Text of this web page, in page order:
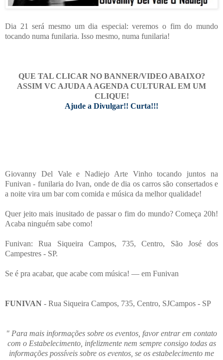
Dia 21 será mesmo um dia especial: veremos o fim do mundo
tocando numa funilaria. Isso mesmo, numa funilaria!
QUE TAL CLICAR NO BANNER/VIDEO ABAIXO?
ASSIM VC AJUDA A AGENDA CULTURAL EM UM
CLIQUE!
Ajude a Divulgar!! Curta!!!
Giovanny Del Vale e Nadiejo Arte Vinho tocando juntos na
Funivan - funilaria do Ivan, onde de dia os carros são consertados e
a noite vira um bar com comida e música da melhor qualidade!
Quer jeito mais inusitado de passar o fim do mundo? Começa 20h!
Acaba ninguém sabe como!
Funivan: Rua Siqueira Campos, 735, Centro, São José dos
Campestres - SP.
Se é pra acabar, que acabe com música! — em Funivan
FUNIVAN - Rua Siqueira Campos, 735, Centro, SJCampos - SP
" Para mais informações sobre os eventos, favor entrar em contato
com o Estabelecimento, infelizmente nem sempre consigo todas as
informações possíveis sobre os eventos, se os estabelecimento me